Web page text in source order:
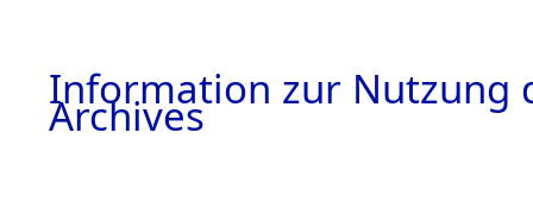
Information zur Nutzung
Archives